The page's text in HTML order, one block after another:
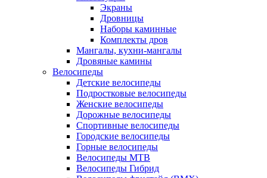
Экраны
Дровницы
Наборы каминные
Комплекты дров
Мангалы, кухни-мангалы
Дровяные камины
Велосипеды
Детские велосипеды
Подростковые велосипеды
Женские велосипеды
Дорожные велосипеды
Спортивные велосипеды
Городские велосипеды
Горные велосипеды
Велосипеды MTB
Велосипеды Гибрид